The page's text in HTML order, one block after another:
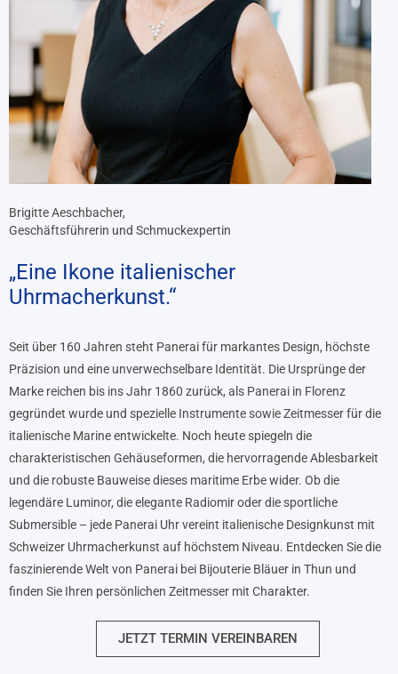
Brigitte Aeschbacher,
Geschäftsführerin und Schmuckexpertin
„Eine Ikone italienischer
Uhrmacherkunst.“
Seit über 160 Jahren steht Panerai für markantes Design, höchste
Präzision und eine unverwechselbare Identität. Die Ursprünge der
Marke reichen bis ins Jahr 1860 zurück, als Panerai in Florenz
gegründet wurde und spezielle Instrumente sowie Zeitmesser für die
italienische Marine entwickelte. Noch heute spiegeln die
charakteristischen Gehäuseformen, die hervorragende Ablesbarkeit
und die robuste Bauweise dieses maritime Erbe wider. Ob die
legendäre Luminor, die elegante Radiomir oder die sportliche
Submersible – jede Panerai Uhr vereint italienische Designkunst mit
Schweizer Uhrmacherkunst auf höchstem Niveau. Entdecken Sie die
faszinierende Welt von Panerai bei Bijouterie Bläuer in Thun und
finden Sie Ihren persönlichen Zeitmesser mit Charakter.
JETZT TERMIN VEREINBAREN